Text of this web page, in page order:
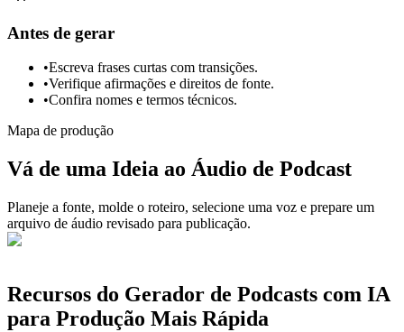
Antes de gerar
•Escreva frases curtas com transições.
•Verifique afirmações e direitos de fonte.
•Confira nomes e termos técnicos.
Mapa de produção
Vá de uma Ideia ao Áudio de Podcast
Planeje a fonte, molde o roteiro, selecione uma voz e prepare um
arquivo de áudio revisado para publicação.
Recursos do Gerador de Podcasts com IA
para Produção Mais Rápida